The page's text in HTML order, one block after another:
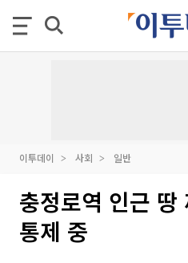
이투데이 사회 일반
충정로역 인근
통제 중